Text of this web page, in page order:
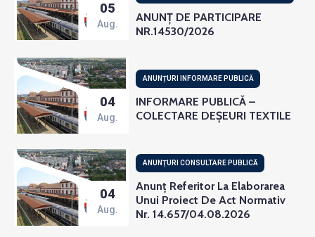
05
Aug.
ANUNȚ DE PARTICIPARE
NR.14530/2026
04
Aug.
ANUNȚURI INFORMARE PUBLICĂ
INFORMARE PUBLICĂ –
COLECTARE DEȘEURI TEXTILE
04
Aug.
ANUNȚURI CONSULTARE PUBLICĂ
Anunț Referitor La Elaborarea
Unui Proiect De Act Normativ
Nr. 14.657/04.08.2026